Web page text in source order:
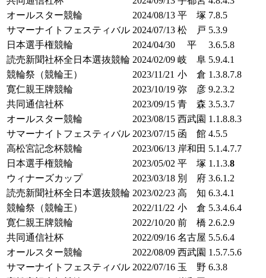
オールスター競輪
2024/08/13 平 塚 7.8.5
サマーナイトフェスティバル 2024/07/13 松 戸 5.3.9
日本選手権競輪
2024/04/30 平
3.6.5.8
読売新聞社杯全日本選抜競輪 2024/02/09 岐 阜 5.9.4.1
競輪祭（競輪王）
2023/11/21 小 倉 1.3.8.7.8
寛仁親王牌競輪
2023/10/19 弥 彦 9.2.3.2
共同通信社杯
2023/09/15 青 森 3.5.3.7
オールスター競輪
2023/08/15 西武園 1.1.8.8.3
サマーナイトフェスティバル 2023/07/15 函 館 4.5.5
高松宮記念杯競輪
2023/06/13 岸和田 5.1.4.7.7
日本選手権競輪
2023/05/02 平 塚 1.1.3.8
ウィナーズカップ
2023/03/18 別 府 3.6.1.2
読売新聞社杯全日本選抜競輪 2023/02/23 高 知 6.3.4.1
競輪祭（競輪王）
2022/11/22 小 倉 5.3.4.6.4
寛仁親王牌競輪
2022/10/20 前 橋 2.6.2.9
共同通信社杯
2022/09/16 名古屋 5.5.6.4
オールスター競輪
2022/08/09 西武園 1.5.7.5.6
サマーナイトフェスティバル 2022/07/16 玉 野 6.3.8